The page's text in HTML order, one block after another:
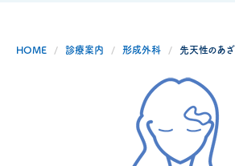
HOME 診療案内 形成外科 先天性のあざ